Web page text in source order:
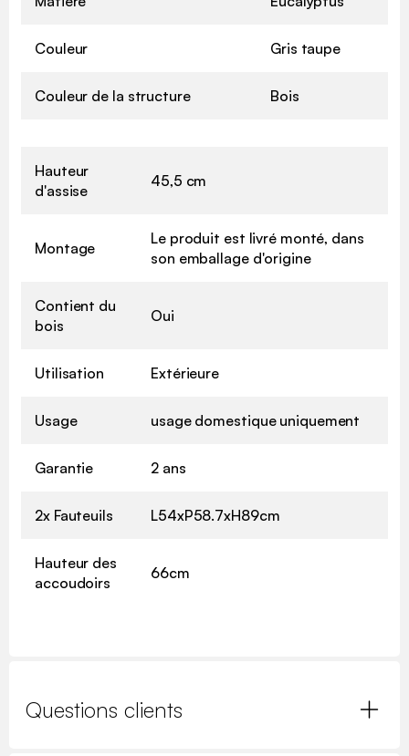
Couleur Gris taupe
Couleur de la structure Bois
Hauteur
d'assise
45,5 cm
Montage
Le produit est livré monté, dans
son emballage d'origine
Contient du
bois
Oui
Utilisation Extérieure
Usage usage domestique uniquement
Garantie 2 ans
2x Fauteuils L54xP58.7xH89cm
Hauteur des
accoudoirs
66cm
Questions clients